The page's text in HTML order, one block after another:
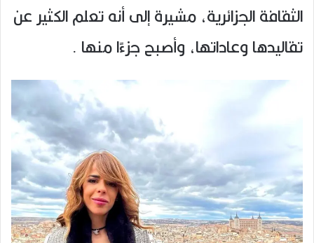
الثقافة الجزائرية، مشيرة إلى أنه تعلم الكثير عن
تقاليدها وعاداتها، وأصبح جزءًا منها .